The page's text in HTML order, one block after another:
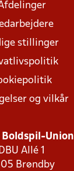
stillinger
og vilkår
Boldspil-Union
DBU Allé 1
Brøndby